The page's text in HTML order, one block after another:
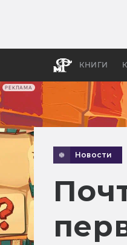
РЕКЛАМА
КНИГИ
Новости